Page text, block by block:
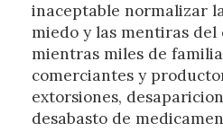
inaceptable normalizar
miedo y las mentiras del
mientras miles de
comerciantes y
extorsiones,
desabasto de